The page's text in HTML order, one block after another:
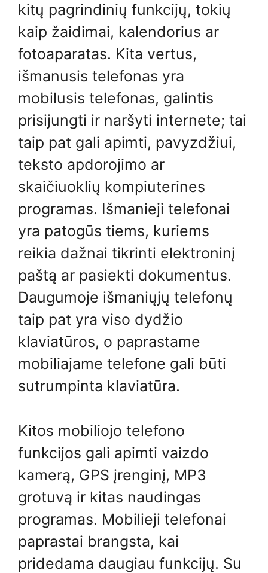
kitų pagrindinių funkcijų, tokių
kaip žaidimai, kalendorius ar
fotoaparatas. Kita vertus,
išmanusis telefonas yra
mobilusis telefonas, galintis
prisijungti ir naršyti internete; tai
taip pat gali apimti, pavyzdžiui,
teksto apdorojimo ar
skaičiuoklių kompiuterines
programas. Išmanieji telefonai
yra patogūs tiems, kuriems
reikia dažnai tikrinti elektroninį
paštą ar pasiekti dokumentus.
Daugumoje išmaniųjų telefonų
taip pat yra viso dydžio
klaviatūros, o paprastame
mobiliajame telefone gali būti
sutrumpinta klaviatūra.
Kitos mobiliojo telefono
funkcijos gali apimti vaizdo
kamerą, GPS įrenginį, MP3
grotuvą ir kitas naudingas
programas. Mobilieji telefonai
paprastai brangsta, kai
pridedama daugiau funkcijų. Su